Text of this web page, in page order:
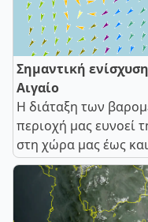
Σημαντική
Αιγαίο
Η διάταξη των
περιοχή μας ευνοεί
στη χώρα μας έως